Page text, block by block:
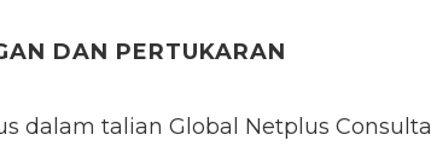
DAN PERTUKARAN
dalam talian Global Netplus